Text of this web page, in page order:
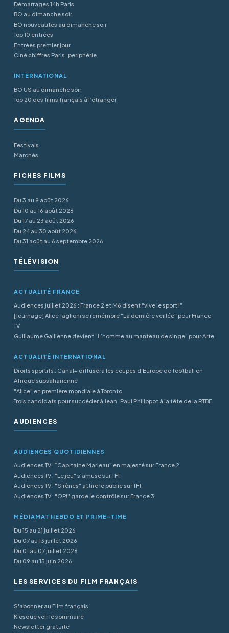
Démarrages 14h Paris
BO au dimanche soir
BO nouveautés au dimanche soir
Top 10 entrées
Entrées premier jour
Ciné chiffres Paris-periphérie
INTERNATIONAL
BO US au dimanche soir
Top 20 des films français à l’étranger
AGENDA
Festivals
Marchés
FICHES FILMS
Du 3 au 9 août 2026
Du 10 au 16 août 2026
Du 17 au 23 août 2026
Du 24 au 30 août 2026
Du 31 août au 6 septembre 2026
TÉLÉVISION
ACTUALITÉ FRANCE
Audiences juillet 2026 : France 2 et M6 disent "vive le sport !"
[Tournage] Alice Taglioni se remémore "La dernière veillée" pour France
TV
Guillaume Gallienne devient "L’homme au manteau de singe" pour Arte
ACTUALITÉ INTERNATIONAL
Droits sportifs : Canal+ diffusera les coupes d’Europe de football en
Afrique subsaharienne
"Alice" en première mondiale à Toronto
Trois candidats pour succéder à Jean-Paul Philippot à la tête de la RTBF
AUDIENCES
AUDIENCES QUOTIDIENNES
Audiences TV : “Capitaine Marleau” en majesté sur France 2
Audiences TV : "Le jeu" s'amuse sur TF1
Audiences TV : "Sirènes" attire le public sur TF1
Audiences TV : "OPJ" garde le contrôle sur France 3
MÉDIAMAT HEBDO ET PRIME-TIME
Du 15 au 21 juillet 2026
Du 07 au 13 juillet 2026
Du 01 au 07 juillet 2026
Du 09 au 15 juin 2026
LES SERVICES DU FILM FRANÇAIS
S'abonner au Film français
Kiosque voir le sommaire
Newsletter gratuite